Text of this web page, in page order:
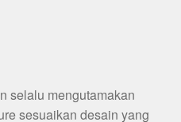
selalu mengutamakan
sesuaikan desain yang